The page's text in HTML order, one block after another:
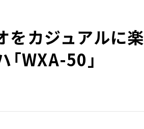
をカジュアルに楽
「WXA-50」